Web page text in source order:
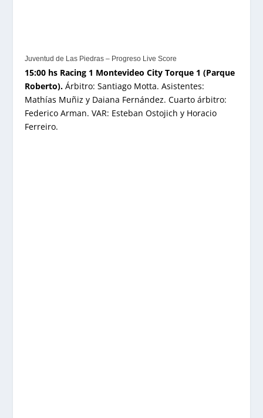
Juventud de Las Piedras – Progreso Live Score
15:00 hs Racing 1 Montevideo City Torque 1 (Parque
Roberto). Árbitro: Santiago Motta. Asistentes:
Mathías Muñiz y Daiana Fernández. Cuarto árbitro:
Federico Arman. VAR: Esteban Ostojich y Horacio
Ferreiro.